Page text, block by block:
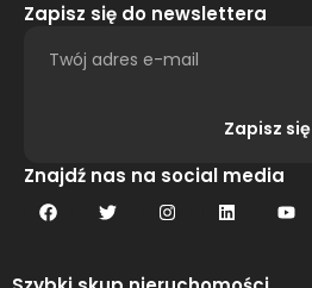
Zapisz się do newslettera
Zapisz się
Alternative:
Znajdź nas na social media